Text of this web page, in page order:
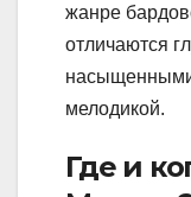
жанре
отличаются
мелодикой.
Где и